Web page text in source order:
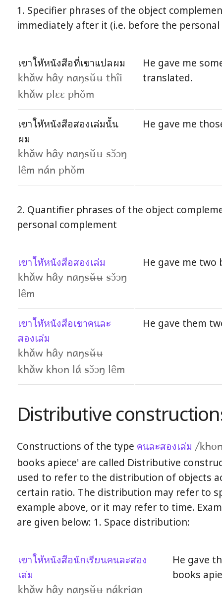
1. Specifier phrases of the object
immediately after it (i.e. before the
เขาให้หนังสือที่เขาแปลผม
khǎw hây naŋsʉ̌ʉ thîi
khǎw plɛɛ phǒm
He gave me
translated.
เขาให้หนังสือสองเล่มนั้น
ผม
khǎw hây naŋsʉ̌ʉ sɔ̌ɔŋ
lêm nán phǒm
He gave me
2. Quantifier phrases of the object
personal complement
เขาให้หนังสือสองเล่ม
khǎw hây naŋsʉ̌ʉ sɔ̌ɔŋ
lêm
He gave me two
เขาให้หนังสือเขาคนละ
สองเล่ม
khǎw hây naŋsʉ̌ʉ
khǎw khon lá sɔ̌ɔŋ lêm
He gave them
Distributive
Constructions of the type คนละสองเล่ม /
books apiece' are called Distributive
used to refer to the distribution of objects
certain ratio. The distribution may refer to
example above, or it may refer to time.
are given below: 1. Space distribution:
เขาให้หนังสือนักเรียนคนละสอง
เล่ม
khǎw hây naŋsʉ̌ʉ nákrian
He gave
books